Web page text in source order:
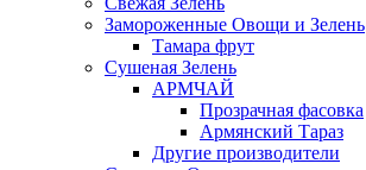
Замороженные Овощи и Зелень
Тамара фрут
Сушеная Зелень
АРМЧАЙ
Прозрачная фасовка
Армянский Тараз
Другие производители